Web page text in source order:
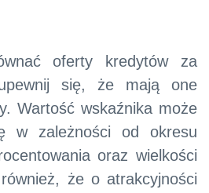
oferty kredytów za
się, że mają one
Wartość wskaźnika może
w zależności od okresu
oraz wielkości
również, że o atrakcyjności